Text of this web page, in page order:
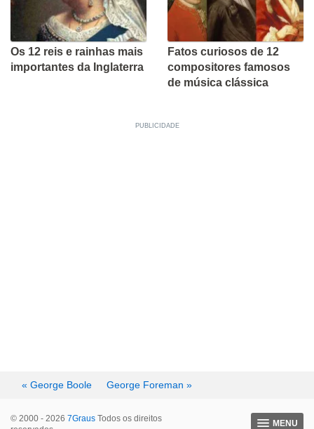
Os 12 reis e rainhas mais
importantes da Inglaterra
Fatos curiosos de 12
compositores famosos
de música clássica
« George Boole George Foreman »
MENU
© 2000 - 2026 7Graus Todos os direitos